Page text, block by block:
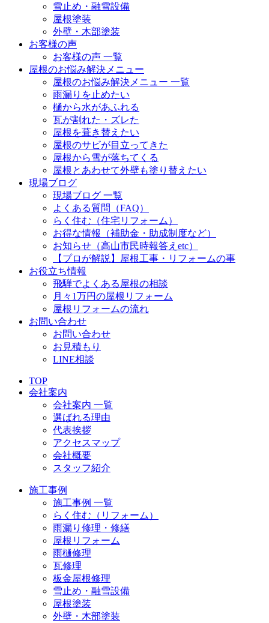
雪止め・融雪設備
屋根塗装
外壁・木部塗装
お客様の声
お客様の声 一覧
屋根のお悩み解決メニュー
屋根のお悩み解決メニュー 一覧
雨漏りを止めたい
樋から水があふれる
瓦が割れた・ズレた
屋根を葺き替えたい
屋根のサビが目立ってきた
屋根から雪が落ちてくる
屋根とあわせて外壁も塗り替えたい
現場ブログ
現場ブログ 一覧
よくある質問（FAQ）
らく住む（住宅リフォーム）
お得な情報（補助金・助成制度など）
お知らせ（高山市民時報答えetc）
【プロが解説】屋根工事・リフォームの事
お役立ち情報
飛騨でよくある屋根の相談
月々1万円の屋根リフォーム
屋根リフォームの流れ
お問い合わせ
お問い合わせ
お見積もり
LINE相談
TOP
会社案内
会社案内 一覧
選ばれる理由
代表挨拶
アクセスマップ
会社概要
スタッフ紹介
施工事例
施工事例 一覧
らく住む（リフォーム）
雨漏り修理・修繕
屋根リフォーム
雨樋修理
瓦修理
板金屋根修理
雪止め・融雪設備
屋根塗装
外壁・木部塗装